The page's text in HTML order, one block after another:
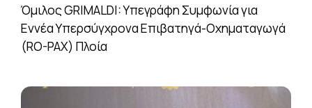
Όμιλος GRIMALDI: Υπεγράφη Συμφωνία για
Εννέα Υπερσύγχρονα Επιβατηγά-Οχηματαγωγά
(RO-PAX) Πλοία